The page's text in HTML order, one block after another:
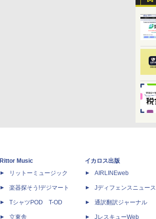
Rittor Music
リットーミュージック
楽器探そう!デジマート
TシャツPOD T-OD
立東舎
イカロス出版
AIRLINEweb
Jディフェンスニュース
通訳翻訳ジャーナル
JレスキューWeb